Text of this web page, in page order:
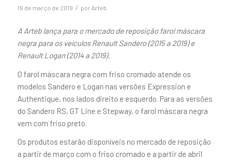
19 de março de 2019 / por Arteb
A Arteb lança para o mercado de reposição farol máscara
negra para os veículos Renault Sandero (2015 a 2019) e
Renault Logan (2014 a 2019).
O farol máscara negra com friso cromado atende os
modelos Sandero e Logan nas versões Expression e
Authentique, nos lados direito e esquerdo. Para as versões
do Sandero RS, GT Line e Stepway, o farol máscara negra
vem com friso preto.
Os produtos estarão disponíveis no mercado de reposição
a partir de março com o friso cromado e a partir de abril